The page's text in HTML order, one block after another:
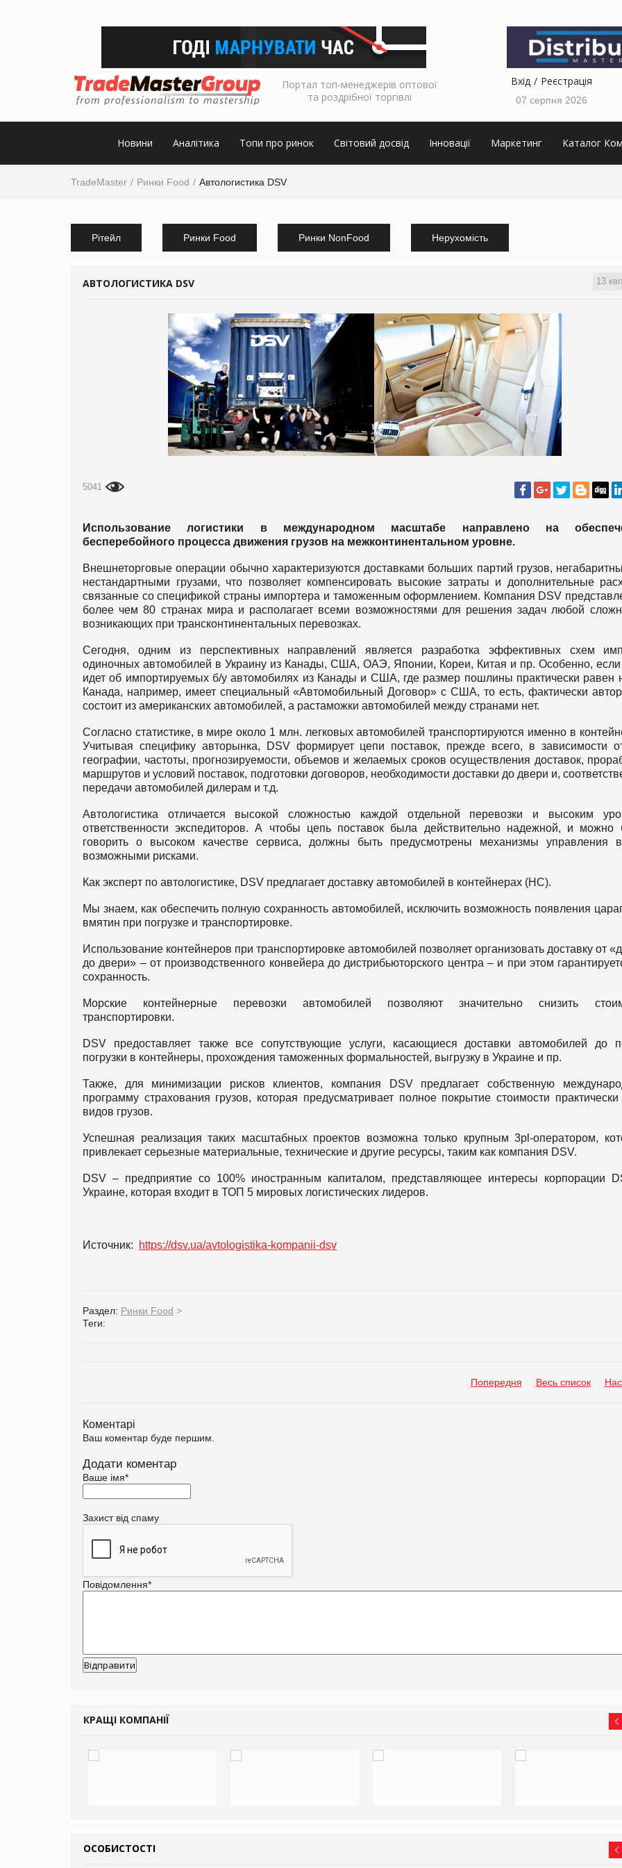
Портал топ-менеджерів оптової
та роздрібної торгівлі
Вхід Реєстрація
07 серпня 2026
Новини Аналітика Топи про ринок Світовий досвід Інновації Маркетинг Каталог
TradeMaster Ринки Food Автологистика DSV
Рітейл Ринки Food Ринки NonFood Нерухомість
13
АВТОЛОГИСТИКА DSV
5041
Использование логистики в международном масштабе направлено на
бесперебойного процесса движения грузов на межконтинентальном уровне.
Внешнеторговые операции обычно характеризуются доставками больших партий грузов,
нестандартными грузами, что позволяет компенсировать высокие затраты и дополнительные
связанные со спецификой страны импортера и таможенным оформлением. Компания DSV
более чем 80 странах мира и располагает всеми возможностями для решения задач любой
возникающих при трансконтинентальных перевозках.
Сегодня, одним из перспективных направлений является разработка эффективных схем
одиночных автомобилей в Украину из Канады, США, ОАЭ, Японии, Кореи, Китая и пр. Особенно, если
идет об импортируемых б/у автомобилях из Канады и США, где размер пошлины практически равен
Канада, например, имеет специальный «Автомобильный Договор» с США, то есть, фактически
состоит из американских автомобилей, а растаможки автомобилей между странами нет.
Согласно статистике, в мире около 1 млн. легковых автомобилей транспортируются именно в
Учитывая специфику авторынка, DSV формирует цепи поставок, прежде всего, в зависимости
географии, частоты, прогнозируемости, объемов и желаемых сроков осуществления доставок,
маршрутов и условий поставок, подготовки договоров, необходимости доставки до двери и,
передачи автомобилей дилерам и т.д.
Автологистика отличается высокой сложностью каждой отдельной перевозки и высоким
ответственности экспедиторов. А чтобы цепь поставок была действительно надежной, и можно
говорить о высоком каче­стве сервиса, должны быть предусмотрены механизмы управления
возможными рисками.
Как эксперт по автологистике, DSV предлагает доставку автомобилей в контейнерах (НС).
Мы знаем, как обеспечить полную сохранность автомобилей, исключить возможность появления
вмятин при погрузке и транспортировке.
Использование контейнеров при транспортировке автомобилей позволяет организовать доставку от
до двери» – от производственного конвейера до дистрибьюторского центра – и при этом
сохранность.
Морские контейнерные перевозки автомобилей позволяют значительно снизить
транспортировки.
DSV предоставляет также все сопутствующие услуги, касающиеся доставки автомобилей до
погрузки в контейнеры, прохождения таможенных формальностей, выгрузку в Украине и пр.
Также, для минимизации рисков клиентов, компания DSV предлагает собственную
программу страхования грузов, которая предусматривает полное покрытие стоимости практически
видов грузов.
Успешная реализация таких масштабных проектов возможна только крупным 3pl-оператором,
привлекает серьезные материальные, технические и другие ресурсы, таким как компания DSV.
DSV – предприятие со 100% иностранным капиталом, представляющее интересы корпорации
Украине, которая входит в ТОП 5 мировых логистических лидеров.
Источник: https://dsv.ua/avtologistika-kompanii-dsv
Раздел: Ринки Food >
Теги:
Попередня Весь список
Коментарі
Ваш коментар буде першим.
Додати коментар
Ваше імя*
Захист від спаму
Повідомлення*
КРАЩІ КОМПАНІЇ
ОСОБИСТОСТІ